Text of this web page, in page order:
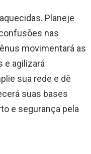
Planeje
nas
movimentará as
e agilizará
sua rede e dê
suas bases
e segurança pela